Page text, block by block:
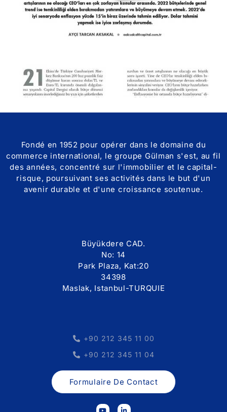
Fondé en 1952 pour opérer dans le domaine du
commerce international, le groupe Gülman s'est, au fil
des années, concentré sur l'immobilier et le capital-
risque, poursuivant ses activités dans le but d'un
avenir durable et d'une croissance soutenue.
Büyükdere CAD.
No: 14
Park Plaza, Kat:20
34398
Maslak, Istanbul-TURQUIE
+90 212 345 11 00
+90 212 345 11 04
Formulaire De Contact